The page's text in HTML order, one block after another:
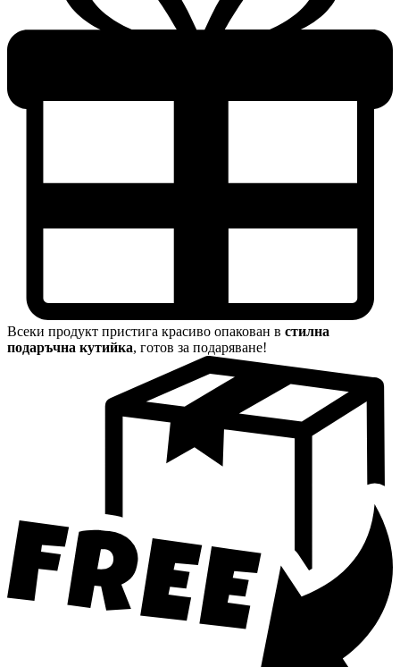
Всеки продукт пристига красиво опакован в стилна
подаръчна кутийка, готов за подаряване!